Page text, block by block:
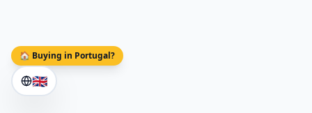
🏠 Buying in Portugal?
🇬🇧